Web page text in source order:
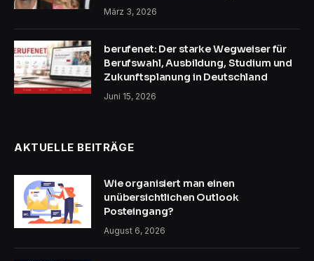
März 3, 2026
berufenet: Der starke Wegweiser für
Berufswahl, Ausbildung, Studium und
Zukunftsplanung in Deutschland
Juni 15, 2026
AKTUELLE BEITRÄGE
Wie organisiert man einen
unübersichtlichen Outlook
Posteingang?
August 6, 2026